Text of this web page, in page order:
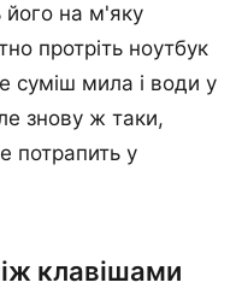
його на м'яку
протріть ноутбук
суміш мила і води у
знову ж таки,
потрапить у
клавішами